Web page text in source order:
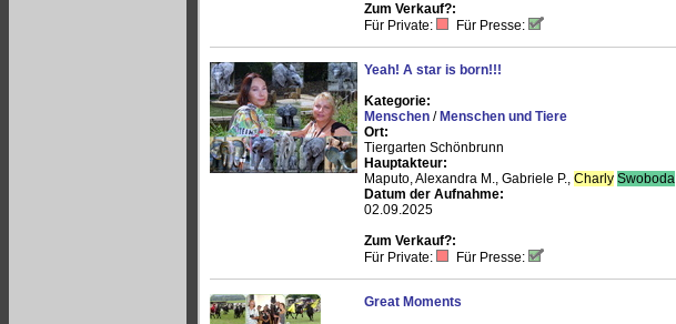
Zum Verkauf?:
Für Private:
Für Presse:
Yeah! A star is born!!!
Kategorie:
Menschen / Menschen und Tiere
Ort:
Tiergarten Schönbrunn
Hauptakteur:
Maputo, Alexandra M., Gabriele P., Charly Swoboda
Datum der Aufnahme:
02.09.2025
Zum Verkauf?:
Für Private:
Für Presse:
Great Moments